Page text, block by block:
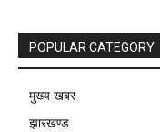
POPULAR CATEGORY
मुख्य खबर
झारखण्ड